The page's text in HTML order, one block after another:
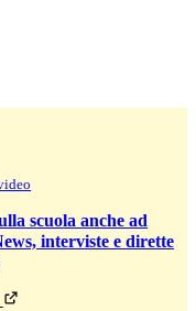
scuola anche ad
interviste e dirette